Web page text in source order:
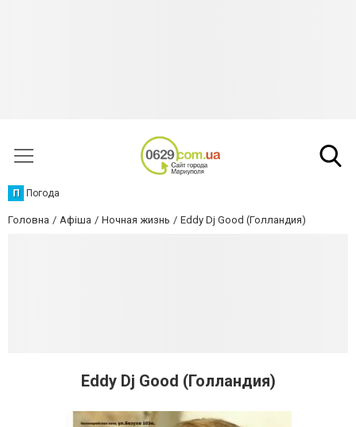
П Погода
Головна Афіша Ночная жизнь Eddy Dj Good (Голландия)
Eddy Dj Good (Голландия)